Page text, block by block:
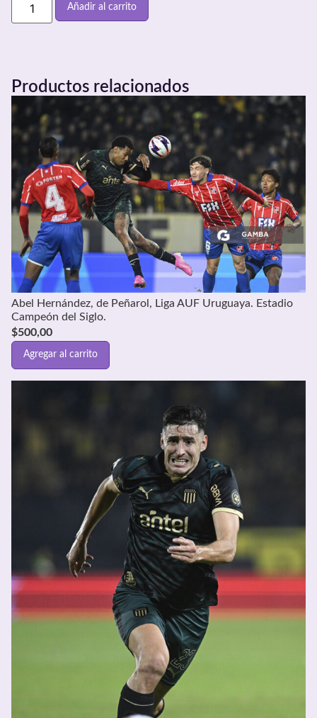
Añadir al carrito
Productos relacionados
Abel Hernández, de Peñarol, Liga AUF Uruguaya. Estadio
Campeón del Siglo.
$500,00
Agregar al carrito